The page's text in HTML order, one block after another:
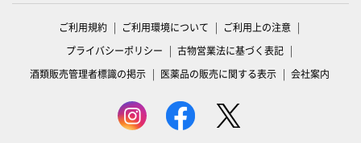
ご利用規約 ご利用環境について
ご利用上の注意
プライバシーポリシー
古物営業法に基づく表記
酒類販売管理者標識の掲示
医薬品の販売に関する表示 会社案内